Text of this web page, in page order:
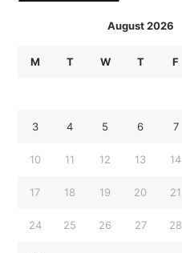
August 2026
M T W T F
3 4 5 6 7
10 11 12 13 14
17 18 19 20 21
24 25 26 27 28